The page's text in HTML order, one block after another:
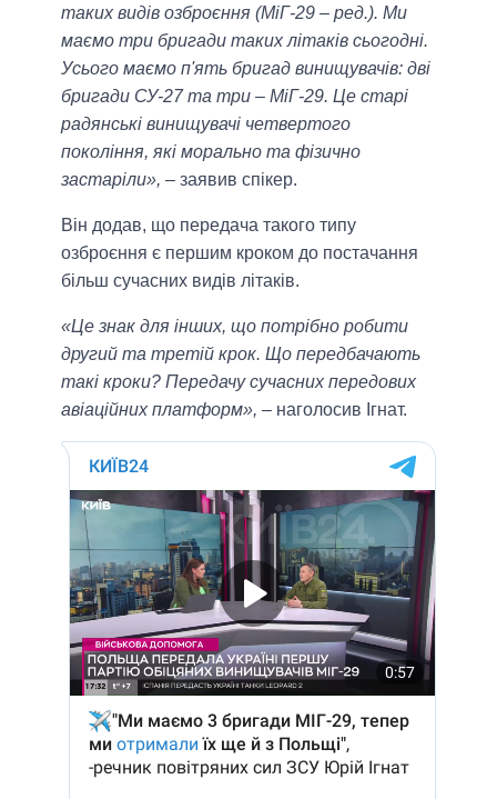
таких видів озброєння (МіГ-29 – ред.). Ми
маємо три бригади таких літаків сьогодні.
Усього маємо п'ять бригад винищувачів: дві
бригади СУ-27 та три – МіГ-29. Це старі
радянські винищувачі четвертого
покоління, які морально та фізично
застаріли», – заявив спікер.
Він додав, що передача такого типу
озброєння є першим кроком до постачання
більш сучасних видів літаків.
«Це знак для інших, що потрібно робити
другий та третій крок. Що передбачають
такі кроки? Передачу сучасних передових
авіаційних платформ», – наголосив Ігнат.